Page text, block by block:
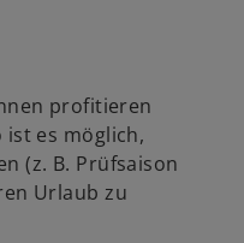
profitieren
ist es möglich,
(z. B. Prüfsaison
Urlaub zu